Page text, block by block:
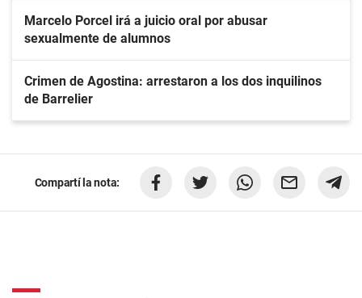
Marcelo Porcel irá a juicio oral por abusar
sexualmente de alumnos
Crimen de Agostina: arrestaron a los dos inquilinos
de Barrelier
Compartí la nota: